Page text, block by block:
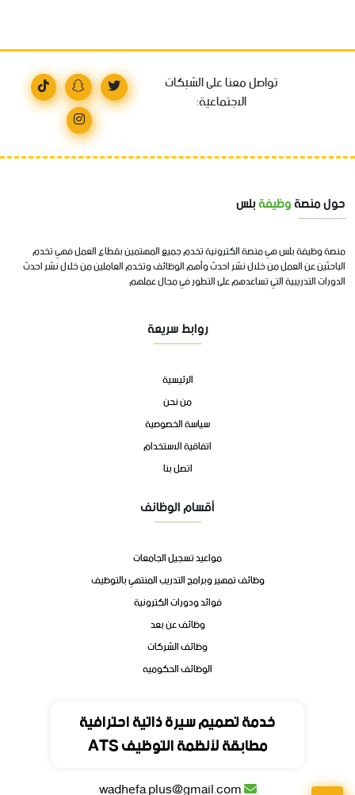
خدمة تصميم سيرة ذاتية احترافية
مطابقة لأنظمة التوظيف ATS
تواصل معنا على الشبكات
الاجتماعية:
حول منصةوظيفةبلس
منصة وظيفة بلس هي منصة الكترونية تخدم جميع المهتمين بقطاع العمل فهي تخدم
الباحثين عن العمل من خلال نشر احدث وأهم الوظائف وتخدم العاملين من خلال نشر احدث
الدورات التدريبية التي تساعدهم على التطور في مجال عملهم
روابط سريعة
الرئيسية
من نحن
سياسة الخصوصية
اتفاقية الاستخدام
اتصل بنا
أقسام الوظائف
مواعيد تسجيل الجامعات
وظائف تمهير وبرامج التدريب المنتهي بالتوظيف
فوائد ودورات الكترونية
وظائف عن بعد
وظائف الشركات
الوظائف الحكوميه
المملكة العربية السعودية